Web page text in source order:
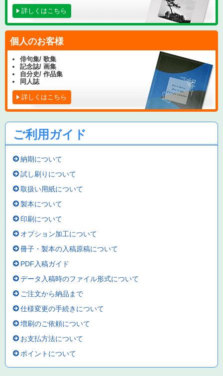
詳しくはこちら
個人のお客様
俳句集/ 歌集
記念誌/ 画集
自分史/ 作品集
同人誌
詳しくはこちら
ご利用ガイド
納期について
試し刷りについて
取扱い用紙について
製本について
印刷について
オプション加工について
冊子・製本の入稿原稿について
PDF入稿ガイド
データ入稿時のファイル形式について
ご注文から納品まで
仕様変更の手続きについて
増刷のご依頼について
お支払方法について
ポイントについて